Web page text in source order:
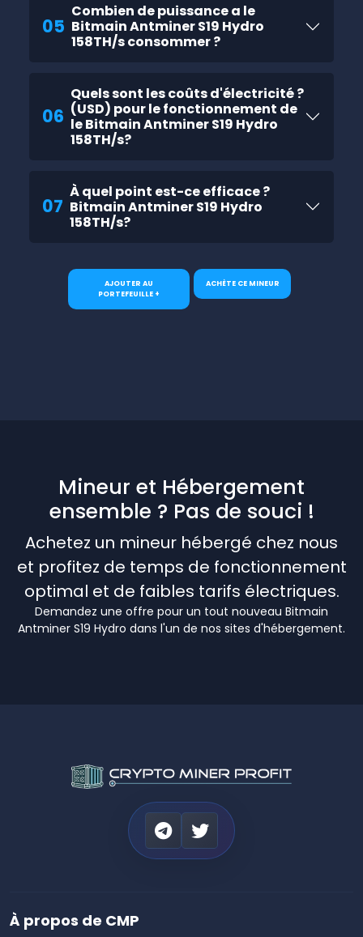
05
Combien de puissance a le
Bitmain Antminer S19 Hydro
158TH/s consommer ?
06
Quels sont les coûts d'électricité ?
(USD) pour le fonctionnement de
le Bitmain Antminer S19 Hydro
158TH/s?
07
À quel point est-ce efficace ?
Bitmain Antminer S19 Hydro
158TH/s?
AJOUTER AU
PORTEFEUILLE +
ACHÈTE CE MINEUR
Mineur et Hébergement
ensemble ? Pas de souci !
Achetez un mineur hébergé chez nous
et profitez de temps de fonctionnement
optimal et de faibles tarifs électriques.
Demandez une offre pour un tout nouveau Bitmain
Antminer S19 Hydro dans l'un de nos sites d'hébergement.
À propos de CMP